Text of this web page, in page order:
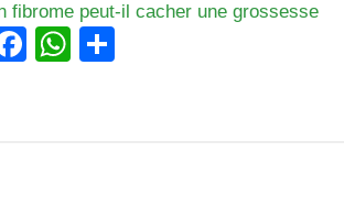
fibrome peut-il cacher une grossesse
Facebook
WhatsApp